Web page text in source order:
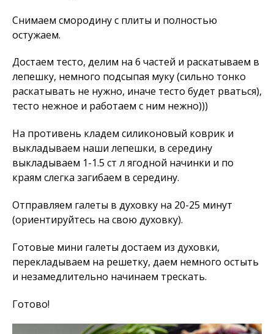
Снимаем смородину с плиты и полностью
остужаем.
Достаем тесто, делим на 6 частей и раскатываем в
лепешку, немного подсыпая муку (сильно тонко
раскатывать не нужно, иначе тесто будет рваться),
тесто нежное и работаем с ним нежно)))
На противень кладем силиконовый коврик и
выкладываем наши лепешки, в середину
выкладываем 1-1.5 ст л ягодной начинки и по
краям слегка загибаем в середину.
Отправляем галеты в духовку на 20-25 минут
(ориентируйтесь на свою духовку).
Готовые мини галеты достаем из духовки,
перекладываем на решетку, даем немного остыть
и незамедлительно начинаем трескать.
Готово!